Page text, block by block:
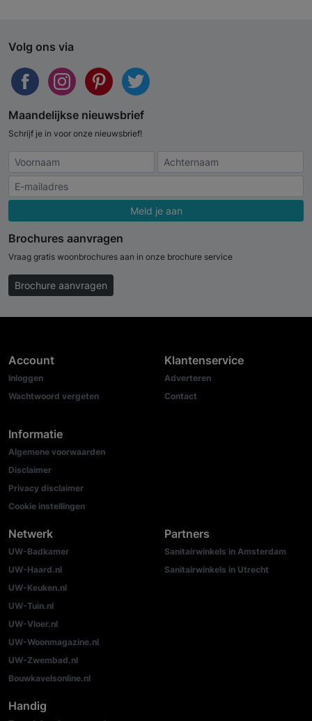
Volg ons via
Maandelijkse nieuwsbrief
Schrijf je in voor onze nieuwsbrief!
Meld je aan
Brochures aanvragen
Vraag gratis woonbrochures aan in onze brochure service
Brochure aanvragen
Account
Inloggen
Wachtwoord vergeten
Informatie
Algemene voorwaarden
Disclaimer
Privacy disclaimer
Cookie instellingen
Klantenservice
Adverteren
Contact
Netwerk
UW-Badkamer
UW-Haard.nl
UW-Keuken.nl
UW-Tuin.nl
UW-Vloer.nl
UW-Woonmagazine.nl
UW-Zwembad.nl
Bouwkavelsonline.nl
Partners
Sanitairwinkels in Amsterdam
Sanitairwinkels in Utrecht
Handig